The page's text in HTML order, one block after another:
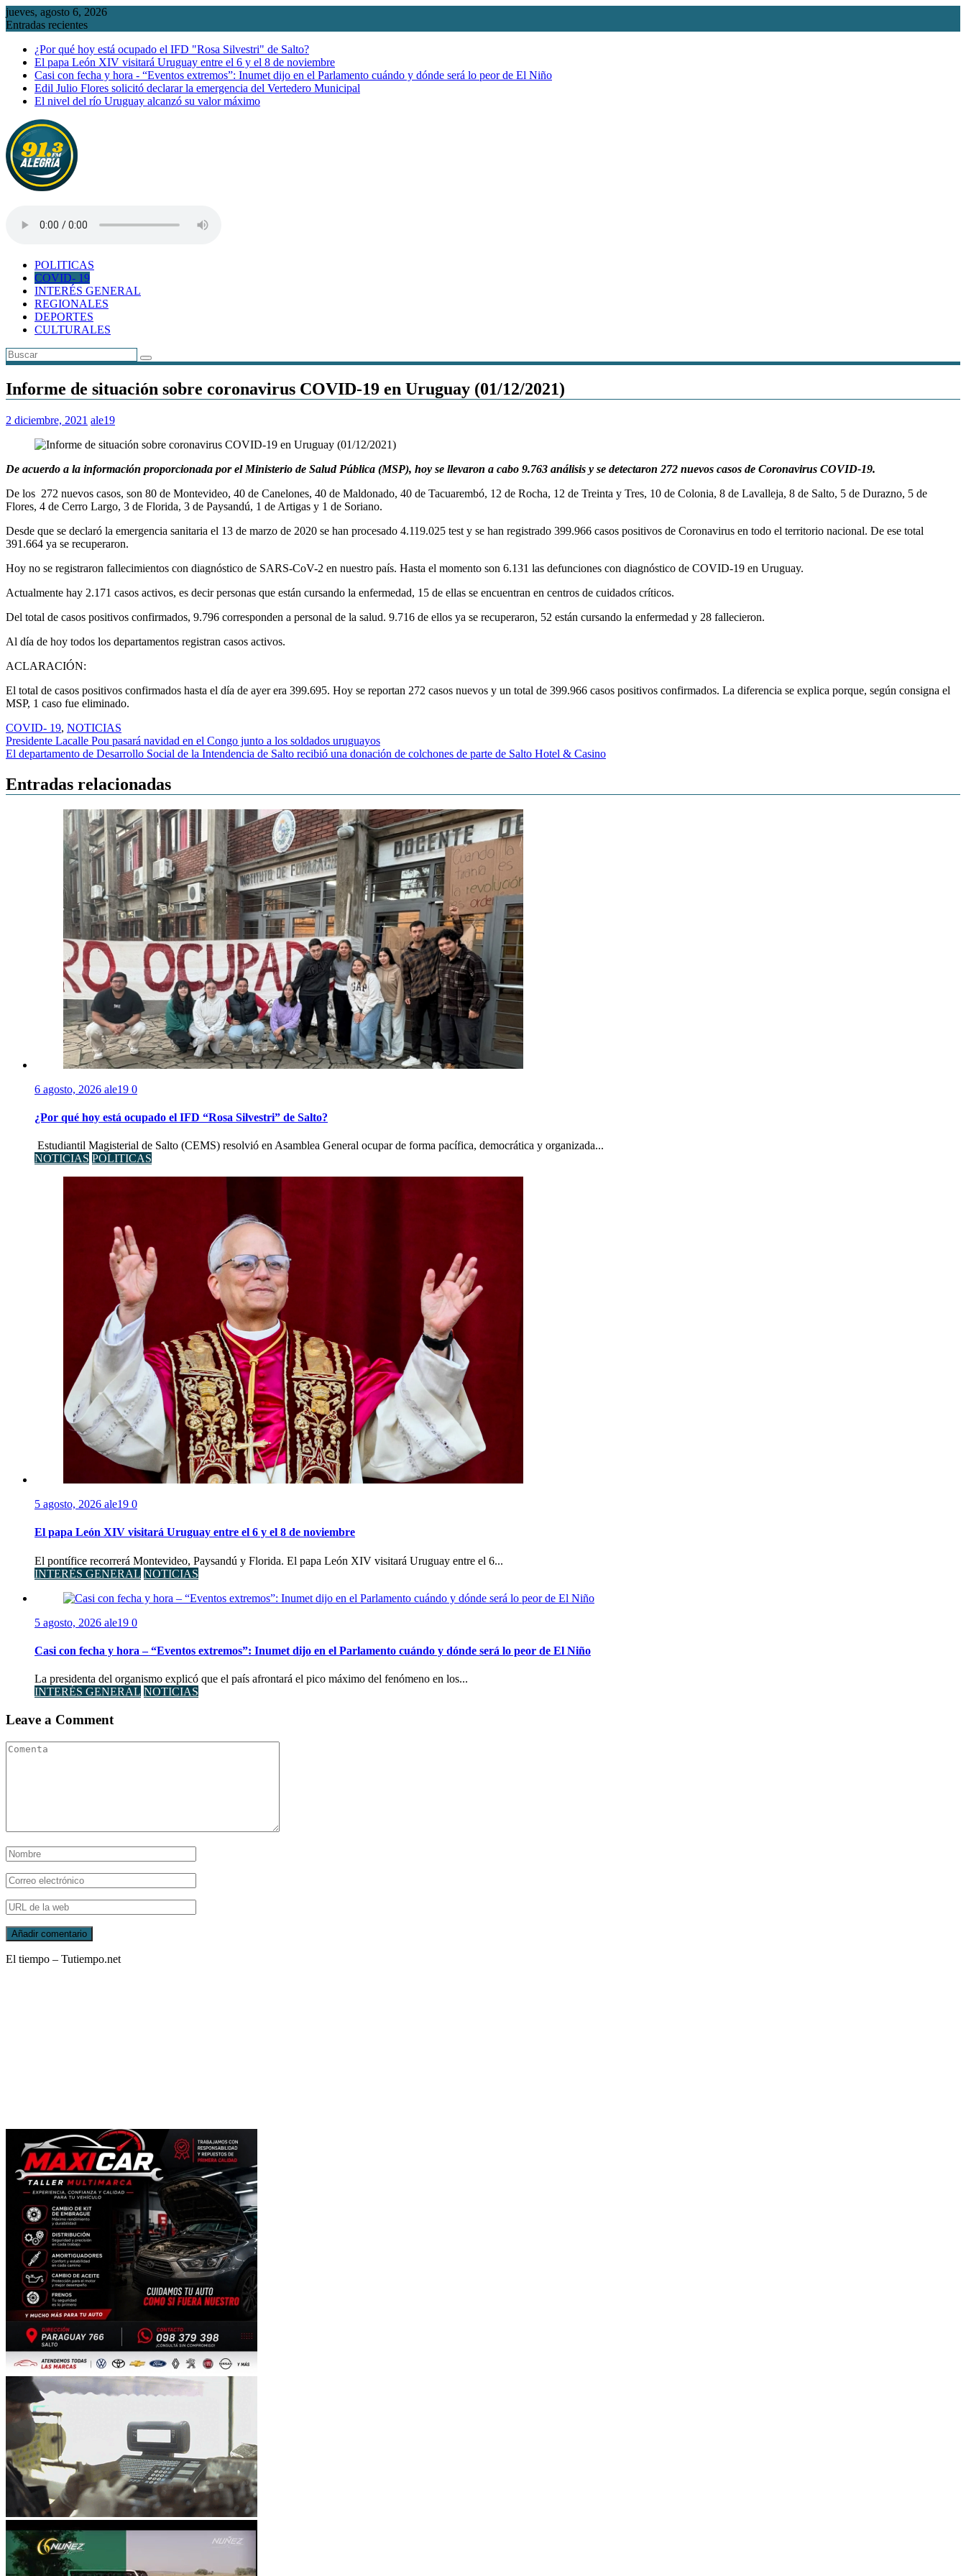
Saltar
al
jueves, agosto 6, 2026
Entradas recientes
¿Por qué hoy está ocupado el IFD "Rosa Silvestri" de Salto?
El papa León XIV visitará Uruguay entre el 6 y el 8 de noviembre
Casi con fecha y hora - “Eventos extremos”: Inumet dijo en el Parlamento cuándo y dónde será lo peor de El Niño
Edil Julio Flores solicitó declarar la emergencia del Vertedero Municipal
El nivel del río Uruguay alcanzó su valor máximo
POLITICAS
COVID- 19
INTERÉS GENERAL
REGIONALES
DEPORTES
CULTURALES
Informe de situación sobre coronavirus COVID-19 en Uruguay (01/12/2021)
2 diciembre, 2021 ale19
De acuerdo a la información proporcionada por el Ministerio de Salud Pública (MSP), hoy se llevaron a cabo 9.763 análisis y se detectaron 272 nuevos casos de Coronavirus COVID-19.
De los 272 nuevos casos, son 80 de Montevideo, 40 de Canelones, 40 de Maldonado, 40 de Tacuarembó, 12 de Rocha, 12 de Treinta y Tres, 10 de Colonia, 8 de Lavalleja, 8 de Salto, 5 de Durazno, 5 de
Flores, 4 de Cerro Largo, 3 de Florida, 3 de Paysandú, 1 de Artigas y 1 de Soriano.
Desde que se declaró la emergencia sanitaria el 13 de marzo de 2020 se han procesado 4.119.025 test y se han registrado 399.966 casos positivos de Coronavirus en todo el territorio nacional. De ese total
391.664 ya se recuperaron.
Hoy no se registraron fallecimientos con diagnóstico de SARS-CoV-2 en nuestro país. Hasta el momento son 6.131 las defunciones con diagnóstico de COVID-19 en Uruguay.
Actualmente hay 2.171 casos activos, es decir personas que están cursando la enfermedad, 15 de ellas se encuentran en centros de cuidados críticos.
Del total de casos positivos confirmados, 9.796 corresponden a personal de la salud. 9.716 de ellos ya se recuperaron, 52 están cursando la enfermedad y 28 fallecieron.
Al día de hoy todos los departamentos registran casos activos.
ACLARACIÓN:
El total de casos positivos confirmados hasta el día de ayer era 399.695. Hoy se reportan 272 casos nuevos y un total de 399.966 casos positivos confirmados. La diferencia se explica porque, según consigna el
MSP, 1 caso fue eliminado.
COVID- 19, NOTICIAS
Navegación
de
entradas
Presidente Lacalle Pou pasará navidad en el Congo junto a los soldados uruguayos
El departamento de Desarrollo Social de la Intendencia de Salto recibió una donación de colchones de parte de Salto Hotel & Casino
Entradas relacionadas
6 agosto, 2026 ale19 0
¿Por qué hoy está ocupado el IFD “Rosa Silvestri” de Salto?
Estudiantil Magisterial de Salto (CEMS) resolvió en Asamblea General ocupar de forma pacífica, democrática y organizada...
NOTICIAS POLITICAS
5 agosto, 2026 ale19 0
El papa León XIV visitará Uruguay entre el 6 y el 8 de noviembre
El pontífice recorrerá Montevideo, Paysandú y Florida. El papa León XIV visitará Uruguay entre el 6...
INTERÉS GENERAL NOTICIAS
5 agosto, 2026 ale19 0
Casi con fecha y hora – “Eventos extremos”: Inumet dijo en el Parlamento cuándo y dónde será lo peor de El Niño
La presidenta del organismo explicó que el país afrontará el pico máximo del fenómeno en los...
INTERÉS GENERAL NOTICIAS
Leave a Comment
El tiempo – Tutiempo.net